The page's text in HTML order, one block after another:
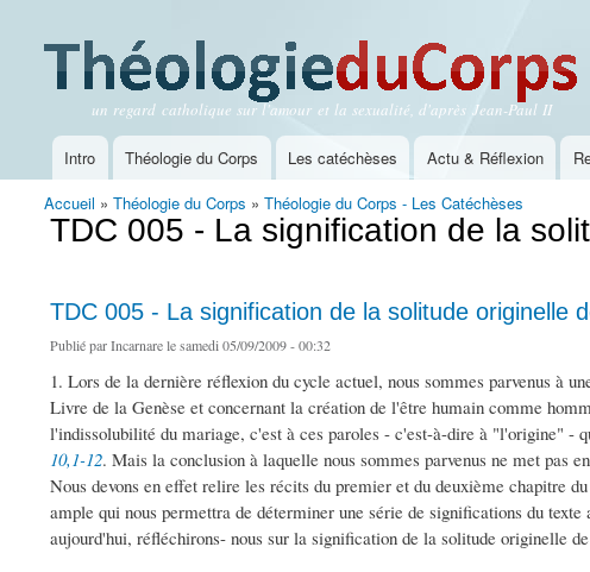
Théologie du Corps
un regard catholique sur l'amour et la sexualité, d'après Jean-Paul II
Menu principal
Intro Théologie du Corps Les catéchèses Actu & Réflexion
Vous êtes ici
Accueil » Théologie du Corps » Théologie du Corps - Les Catéchèses
TDC 005 - La signification de la
TDC 005 - La signification de la solitude originelle
Publié parIncarnarele samedi 05/09/2009 - 00:32
1. Lors de la dernière réflexion du cycle actuel, nous sommes parvenus à
Livre de la Genèse et concernant la création de l'être humain comme
l'indissolubilité du mariage, c'est à ces paroles - c'est-à-dire à "l'origine" -
10,1-12. Mais la conclusion à laquelle nous sommes parvenus ne met pas
Nous devons en effet relire les récits du premier et du deuxième chapitre
ample qui nous permettra de déterminer une série de significations du
aujourd'hui, réfléchirons- nous sur la signification de la solitude originelle